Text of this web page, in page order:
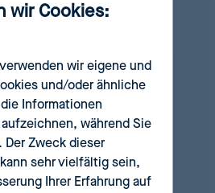
wir Cookies:
wir eigene und
und/oder ähnliche
Informationen
während Sie
Der Zweck dieser
sehr vielfältig sein,
Ihrer Erfahrung auf